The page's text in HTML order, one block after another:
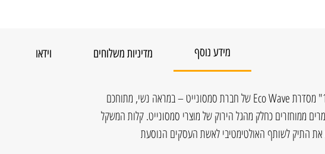
מידע נוסף מדיניות משלוחים וידאו
תיק גב למחשב עד 15.6" מסדרת Eco Wave של חברת סמסונייט – במראה נשי, מתוחכם
ממוחזרים כחלק מהגל הירוק של מוצרי סמסונייט. קלות המשקל
את התיק לשותף האולטימטיבי לאשת העסקים הנוסעת